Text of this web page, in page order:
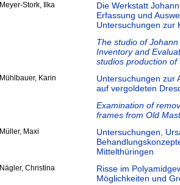
Meyer-Stork, Ilka
Die Werkstatt
Erfassung und
Untersuchungen zur
The studio of
Inventory and
studios production
Mühlbauer, Karin
Untersuchungen zur
auf vergoldeten
Examination of
frames from Old
Müller, Maxi
Untersuchungen,
Mittelthüringen
Nägler, Christina
Risse im
Möglichkeiten und